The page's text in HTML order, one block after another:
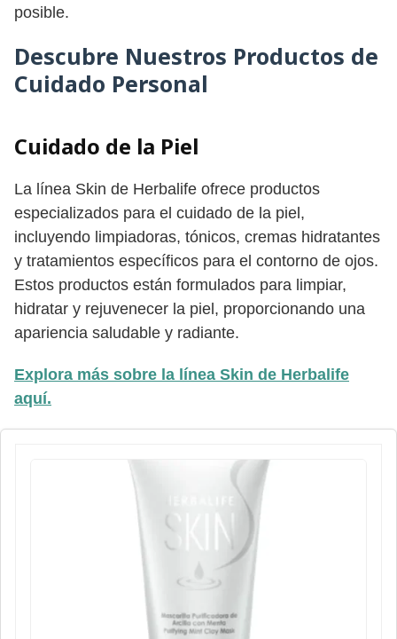
posible.
Descubre Nuestros Productos de
Cuidado Personal
Cuidado de la Piel
La línea Skin de Herbalife ofrece productos
especializados para el cuidado de la piel,
incluyendo limpiadoras, tónicos, cremas hidratantes
y tratamientos específicos para el contorno de ojos.
Estos productos están formulados para limpiar,
hidratar y rejuvenecer la piel, proporcionando una
apariencia saludable y radiante.
Explora más sobre la línea Skin de Herbalife
aquí.